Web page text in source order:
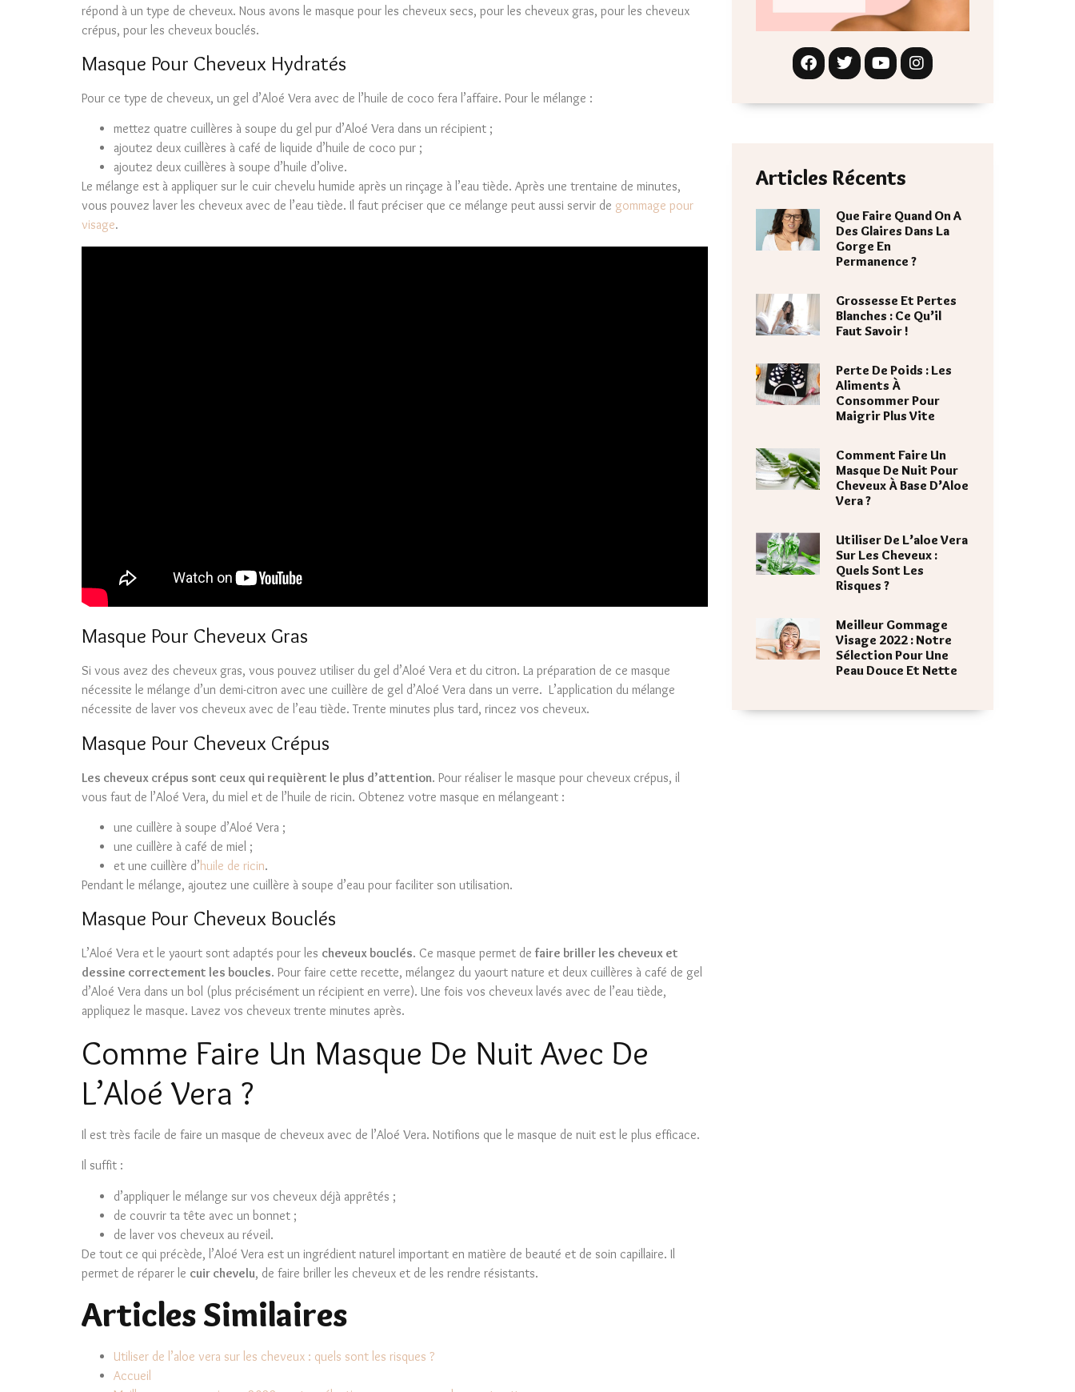
répond à un type de cheveux. Nous avons le masque pour les cheveux secs, pour les cheveux gras, pour les cheveux
crépus, pour les cheveux bouclés.
Masque Pour Cheveux Hydratés
Pour ce type de cheveux, un gel d’Aloé Vera avec de l’huile de coco fera l’affaire. Pour le mélange :
mettez quatre cuillères à soupe du gel pur d’Aloé Vera dans un récipient ;
ajoutez deux cuillères à café de liquide d’huile de coco pur ;
ajoutez deux cuillères à soupe d’huile d’olive.
Le mélange est à appliquer sur le cuir chevelu humide après un rinçage à l’eau tiède. Après une trentaine de minutes,
vous pouvez laver les cheveux avec de l’eau tiède. Il faut préciser que ce mélange peut aussi servir de gommage pour
visage.
Masque Pour Cheveux Gras
Si vous avez des cheveux gras, vous pouvez utiliser du gel d’Aloé Vera et du citron. La préparation de ce masque
nécessite le mélange d’un demi-citron avec une cuillère de gel d’Aloé Vera dans un verre. L’application du mélange
nécessite de laver vos cheveux avec de l’eau tiède. Trente minutes plus tard, rincez vos cheveux.
Masque Pour Cheveux Crépus
Les cheveux crépus sont ceux qui requièrent le plus d’attention. Pour réaliser le masque pour cheveux crépus, il
vous faut de l’Aloé Vera, du miel et de l’huile de ricin. Obtenez votre masque en mélangeant :
une cuillère à soupe d’Aloé Vera ;
une cuillère à café de miel ;
et une cuillère d’huile de ricin.
Pendant le mélange, ajoutez une cuillère à soupe d’eau pour faciliter son utilisation.
Masque Pour Cheveux Bouclés
L’Aloé Vera et le yaourt sont adaptés pour les cheveux bouclés. Ce masque permet de faire briller les cheveux et
dessine correctement les boucles. Pour faire cette recette, mélangez du yaourt nature et deux cuillères à café de gel
d’Aloé Vera dans un bol (plus précisément un récipient en verre). Une fois vos cheveux lavés avec de l’eau tiède,
appliquez le masque. Lavez vos cheveux trente minutes après.
Comme Faire Un Masque De Nuit Avec De
L’Aloé Vera ?
Il est très facile de faire un masque de cheveux avec de l’Aloé Vera. Notifions que le masque de nuit est le plus efficace.
Il suffit :
d’appliquer le mélange sur vos cheveux déjà apprêtés ;
de couvrir ta tête avec un bonnet ;
de laver vos cheveux au réveil.
De tout ce qui précède, l’Aloé Vera est un ingrédient naturel important en matière de beauté et de soin capillaire. Il
permet de réparer le cuir chevelu, de faire briller les cheveux et de les rendre résistants.
Articles Similaires
Utiliser de l’aloe vera sur les cheveux : quels sont les risques ?
Accueil
Articles Récents
Que Faire Quand On A
Des Glaires Dans La
Gorge En
Permanence ?
Grossesse Et Pertes
Blanches : Ce Qu’il
Faut Savoir !
Perte De Poids : Les
Aliments À
Consommer Pour
Maigrir Plus Vite
Comment Faire Un
Masque De Nuit Pour
Cheveux À Base D’Aloe
Vera ?
Utiliser De L’aloe Vera
Sur Les Cheveux :
Quels Sont Les
Risques ?
Meilleur Gommage
Visage 2022 : Notre
Sélection Pour Une
Peau Douce Et Nette